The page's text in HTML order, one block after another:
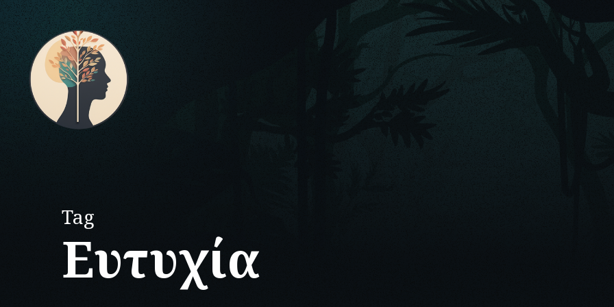
Skip
to
main
content
Tag
Ευτυχία